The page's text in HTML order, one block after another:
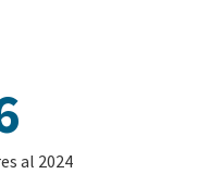
al 2024